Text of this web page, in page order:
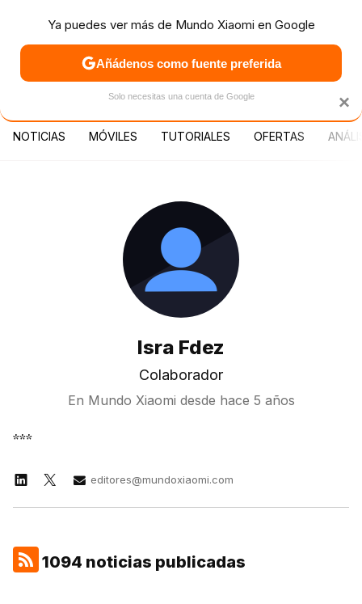
PATROCINA
MENÚ NUEVO
NOTICIAS MÓVILES TUTORIALES OFERTAS
Isra Fdez
Colaborador
En Mundo Xiaomi desde hace 5 años
***
editores@mundoxiaomi.com
1094 noticias publicadas
×
Ya puedes ver más de Mundo Xiaomi en Google
Añádenos como fuente preferida
Solo necesitas una cuenta de Google